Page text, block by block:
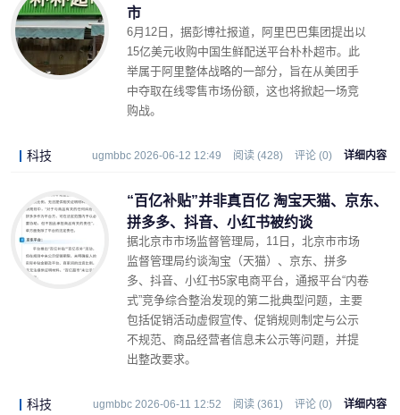
市
6月12日，据彭博社报道，阿里巴巴集团提出以
15亿美元收购中国生鲜配送平台朴朴超市。此
举属于阿里整体战略的一部分，旨在从美团手
中夺取在线零售市场份额，这也将掀起一场竞
购战。
科技 ugmbbc 2026-06-12 12:49 阅读 (428) 评论 (0) 详细内容
“百亿补贴”并非真百亿 淘宝天猫、京东、
拼多多、抖音、小红书被约谈
据北京市市场监督管理局，11日，北京市市场
监督管理局约谈淘宝（天猫）、京东、拼多
多、抖音、小红书5家电商平台，通报平台“内卷
式”竞争综合整治发现的第二批典型问题，主要
包括促销活动虚假宣传、促销规则制定与公示
不规范、商品经营者信息未公示等问题，并提
出整改要求。
科技 ugmbbc 2026-06-11 12:52 阅读 (361) 评论 (0) 详细内容